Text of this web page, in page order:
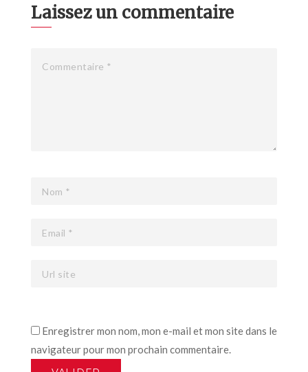
Laissez un commentaire
Enregistrer mon nom, mon e-mail et mon site dans le
navigateur pour mon prochain commentaire.